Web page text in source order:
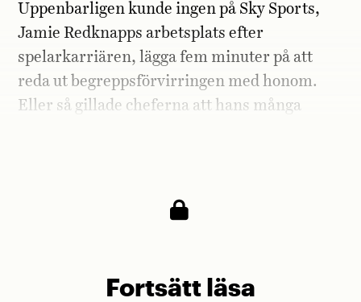
Uppenbarligen kunde ingen på Sky Sports,
Jamie Redknapps arbetsplats efter
spelarkarriären, lägga fem minuter på att
reda ut begreppsförvirringen med honom.
Eller så gillade cheferna att hans många
Fortsätt läsa